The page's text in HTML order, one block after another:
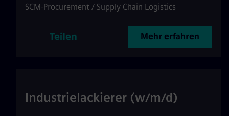
SCM-Procurement / Supply Chain Logistics
Teilen Mehr erfahren
Industrielackierer (w/m/d)